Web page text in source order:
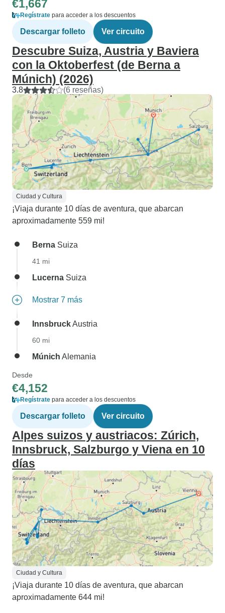
€1,667
Regístrate para acceder a los descuentos
Descargar folleto Ver circuito
Descubre Suiza, Austria y Baviera
con la Oktoberfest (de Berna a
Múnich) (2026)
3.8 (6 reseñas)
Ciudad y Cultura
¡Viaja durante 10 días de aventura, que abarcan
aproximadamente 559 mi!
Berna Suiza
41 mi
Lucerna Suiza
Mostrar 7 más
InnsbruckAustria
60 mi
Múnich Alemania
Desde
€4,152
Regístrate para acceder a los descuentos
Descargar folleto Ver circuito
Alpes suizos y austriacos: Zúrich,
Innsbruck, Salzburgo y Viena en 10
días
Ciudad y Cultura
¡Viaja durante 10 días de aventura, que abarcan
aproximadamente 644 mi!